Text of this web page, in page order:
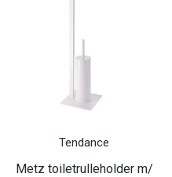
Tendance
Metz toiletrulleholder m/